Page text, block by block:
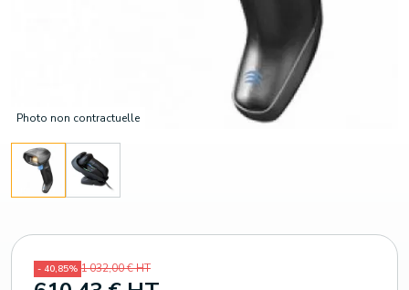
Photo non contractuelle
- 40,85% 1 032,00 € HT